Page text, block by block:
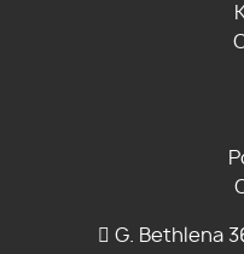
G. Bethlena